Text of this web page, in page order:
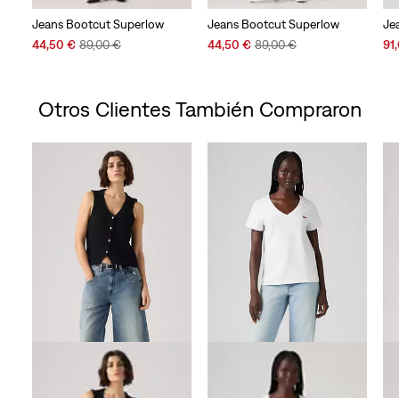
Jeans Bootcut Superlow
Sale
44,50 €Original
89,00 €
Jeans Bootcut Superlow
Sale
44,50 € Original
89,00 €
Otros Clientes También Compraron